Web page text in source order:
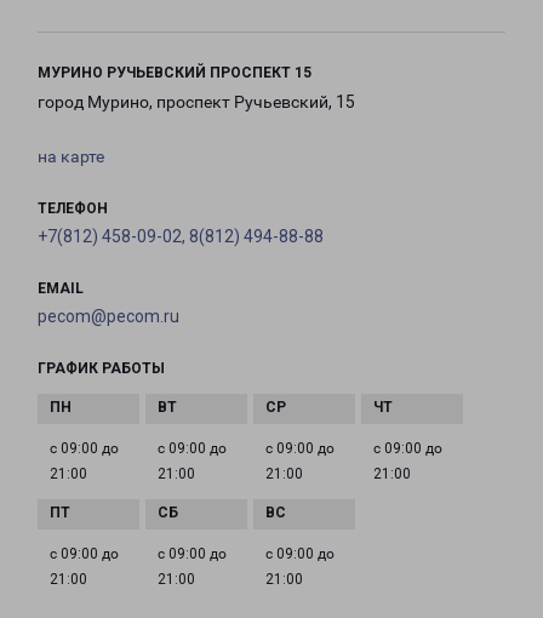
МУРИНО РУЧЬЕВСКИЙ ПРОСПЕКТ 15
город Мурино, проспект Ручьевский, 15
на карте
ТЕЛЕФОН
+7(812) 458-09-02, 8(812) 494-88-88
EMAIL
pecom@pecom.ru
ГРАФИК РАБОТЫ
с 09:00 до
21:00
с 09:00 до
21:00
с 09:00 до
21:00
с 09:00 до
21:00
с 09:00 до
21:00
с 09:00 до
21:00
с 09:00 до
21:00